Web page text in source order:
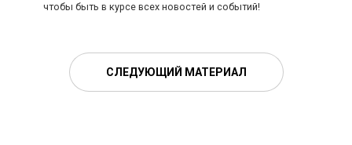
чтобы быть в курсе всех новостей и событий!
СЛЕДУЮЩИЙ МАТЕРИАЛ